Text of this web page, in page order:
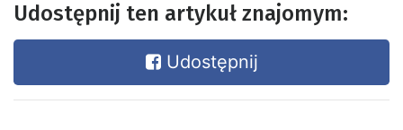
Udostępnij ten artykuł znajomym:
Udostępnij